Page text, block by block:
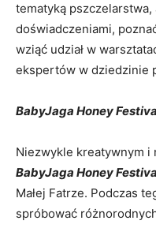
tematyką
⁢doświadczeniami,
wziąć udział w
ekspertów w dziedzinie‍
BabyJaga Honey⁢
Niezwykle kreatywnym
BabyJaga Honey
⁣Małej ​Fatrze. Podczas
spróbować